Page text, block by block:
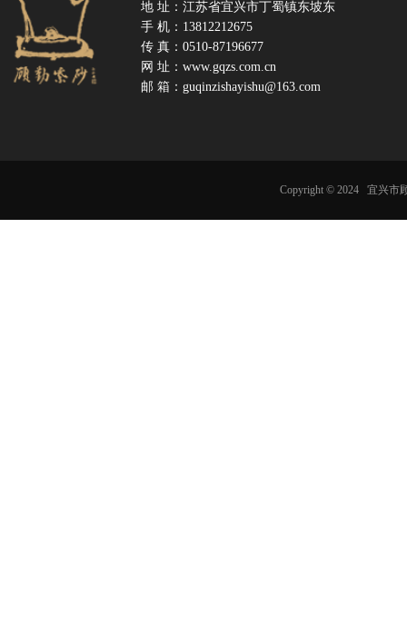
地 址：江苏省宜兴市丁蜀镇东坡东
手 机：13812212675
传 真：0510-87196677
网 址：www.gqzs.com.cn
邮 箱： guqinzishayishu@163.com
Copyright © 2024 宜兴市